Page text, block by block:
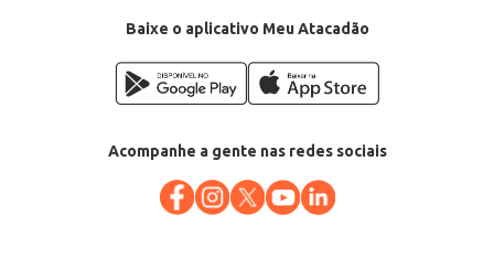
EAN: 7891150066304Baixe o aplicativo Meu Atacadão
Acompanhe a gente nas redes sociais